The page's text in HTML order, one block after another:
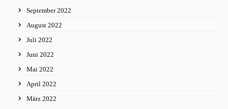
September 2022
August 2022
Juli 2022
Juni 2022
Mai 2022
April 2022
März 2022